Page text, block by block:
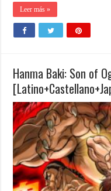
Leer más »
Hanma Baki: Son of